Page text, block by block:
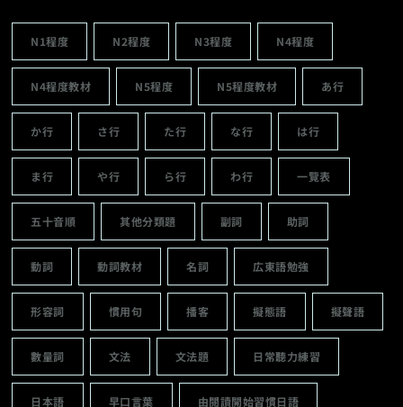
N1程度 N2程度 N3程度 N4程度
N4程度教材 N5程度 N5程度教材 あ行
か行 さ行 た行 な行 は行
ま行 や行 ら行 わ行 一覽表
五十音順 其他分類題 副詞 助詞
動詞 動詞教材 名詞 広東語勉強
形容詞 慣用句 播客 擬態語 擬聲語
數量詞 文法 文法題 日常聽力練習
日本語 早口言葉 由閱讀開始習慣日語